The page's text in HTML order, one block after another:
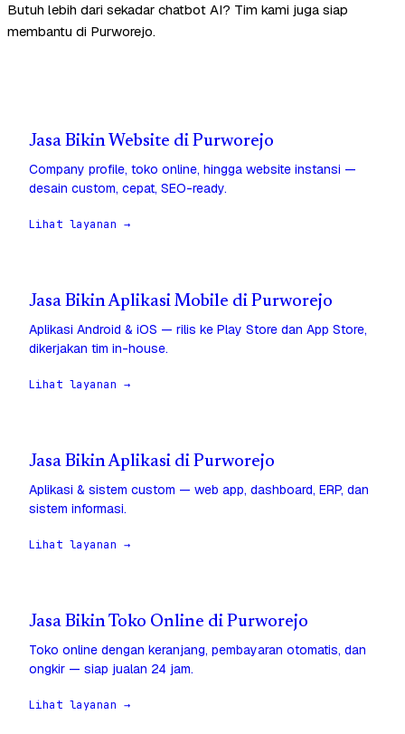
Butuh lebih dari sekadar chatbot AI? Tim kami juga siap
membantu di Purworejo.
Jasa Bikin Website di Purworejo
Company profile, toko online, hingga website instansi —
desain custom, cepat, SEO-ready.
Lihat layanan →
Jasa Bikin Aplikasi Mobile di Purworejo
Aplikasi Android & iOS — rilis ke Play Store dan App Store,
dikerjakan tim in-house.
Lihat layanan →
Jasa Bikin Aplikasi di Purworejo
Aplikasi & sistem custom — web app, dashboard, ERP, dan
sistem informasi.
Lihat layanan →
Jasa Bikin Toko Online di Purworejo
Toko online dengan keranjang, pembayaran otomatis, dan
ongkir — siap jualan 24 jam.
Lihat layanan →